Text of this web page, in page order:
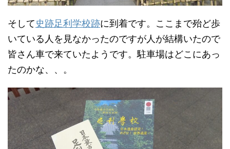
そして史跡足利学校跡に到着です。ここまで殆ど歩
いている人を見なかったのですが人が結構いたので
皆さん車で来ていたようです。駐車場はどこにあっ
たのかな、、。